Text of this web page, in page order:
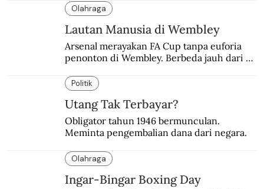
Olahraga
Lautan Manusia di Wembley
Arsenal merayakan FA Cup tanpa euforia
penonton di Wembley. Berbeda jauh dari
silam.
Politik
Utang Tak Terbayar?
Obligator tahun 1946 bermunculan.
Meminta pengembalian dana dari negara.
Olahraga
Ingar-Bingar Boxing Day